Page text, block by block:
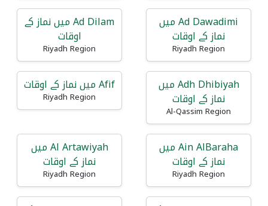
Ad Dawadimi میں
نماز کے اوقات
Riyadh Region
Ad Dilam میں نماز کے
اوقات
Riyadh Region
Adh Dhibiyah میں
نماز کے اوقات
Al-Qassim Region
Afif میں نماز کے اوقات
Riyadh Region
Ain AlBaraha میں
نماز کے اوقات
Riyadh Region
Al Artawiyah میں
نماز کے اوقات
Riyadh Region